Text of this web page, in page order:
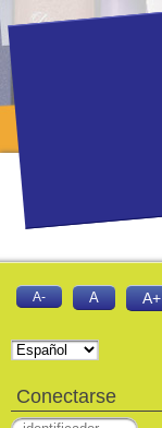
A- A A+
Conectarse